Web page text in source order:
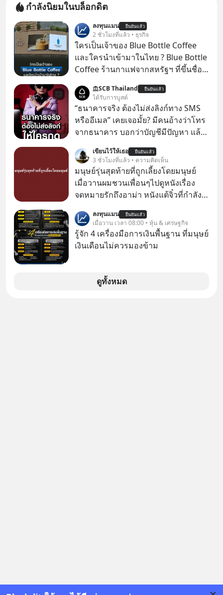
กำลังนิยมในบล็อกดิต
ลงทุนแมน ยืนยันแล้ว
2 ชั่วโมงที่แล้ว • ธุรกิจ
ใครเป็นเจ้าของ Blue Bottle Coffee
และใครนำเข้ามาในไทย ? Blue Bottle
Coffee ร้านกาแฟจากสหรัฐฯ ที่ขึ้นชื่อ
แรกในประเทศไทย ที่ Central Park
SCB Thailand ยืนยันแล้ว
ได้รับการบูสต์
“ธนาคารจริง ต้องไม่ส่งลิงก์ทาง SMS
หรืออีเมล” เคยเจอมั้ย? มีคนอ้างว่าโทร
จากธนาคาร บอกว่าบัญชีมีปัญหา แล้ว
ทันที มาฟัง “ป้าเก๋าเล่ากลโกง” เพื่อรู้ทัน
มุกหลอกลวงในคราบความน่าเชื่อถือ
กันค่ะ #แก้เกมกลโกง #ป้าเก๋าเล่ากล
โกง #LivesSustainably #อยู่อย่าง
#FraudEducation #FinancialLiteracy
#DigitalBankWithHumanTouch
เขียนไว้ให้เธอ ยืนยันแล้ว
3 ชั่วโมงที่แล้ว • ความคิดเห็น
มนุษย์รุ่นสุดท้ายที่ถูกเลี้ยงโดยมนุษย์
เมื่อวานผมชวนเพื่อนๆไปดูหนังเรื่อง
จดหมายรักถึงอาม่า หนังแต้จิ๋วที่กำลัง
ป๊าผมเห็นโปสเตอร์หนังเรื่องนี้หลาย
เดือนก่อนและอยากดูมาก ด้วยเพราะว่า
อากงก็มาจากเมืองจีน ป๊าก็พูดแต้จิ๋วได้
ลงทุนแมน ยืนยันแล้ว
เมื่อวาน เวลา 08:00 • หุ้น & เศรษฐกิจ
รู้จัก 4 เครื่องมือการเงินพื้นฐาน ที่มนุษย์
เงินเดือนไม่ควรมองข้าม
ดูทั้งหมด